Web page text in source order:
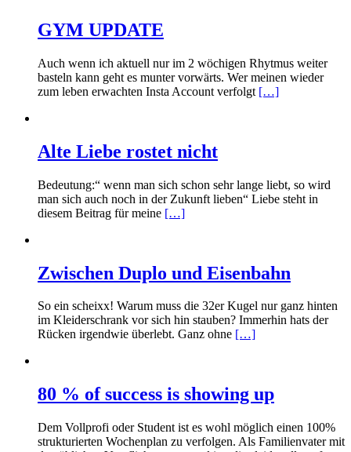
GYM UPDATE
Auch wenn ich aktuell nur im 2 wöchigen Rhytmus weiter
basteln kann geht es munter vorwärts. Wer meinen wieder
zum leben erwachten Insta Account verfolgt […]
Alte Liebe rostet nicht
Bedeutung:“ wenn man sich schon sehr lange liebt, so wird
man sich auch noch in der Zukunft lieben“ Liebe steht in
diesem Beitrag für meine […]
Zwischen Duplo und Eisenbahn
So ein scheixx! Warum muss die 32er Kugel nur ganz hinten
im Kleiderschrank vor sich hin stauben? Immerhin hats der
Rücken irgendwie überlebt. Ganz ohne […]
80 % of success is showing up
Dem Vollprofi oder Student ist es wohl möglich einen 100%
strukturierten Wochenplan zu verfolgen. Als Familienvater mit